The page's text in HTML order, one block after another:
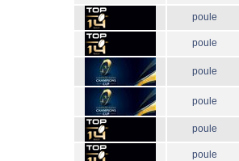
poule
poule
poule
poule
poule
poule